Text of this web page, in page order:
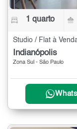
1 quarto
Studio / Flat à
Indianópolis
Zona Sul - São Paulo